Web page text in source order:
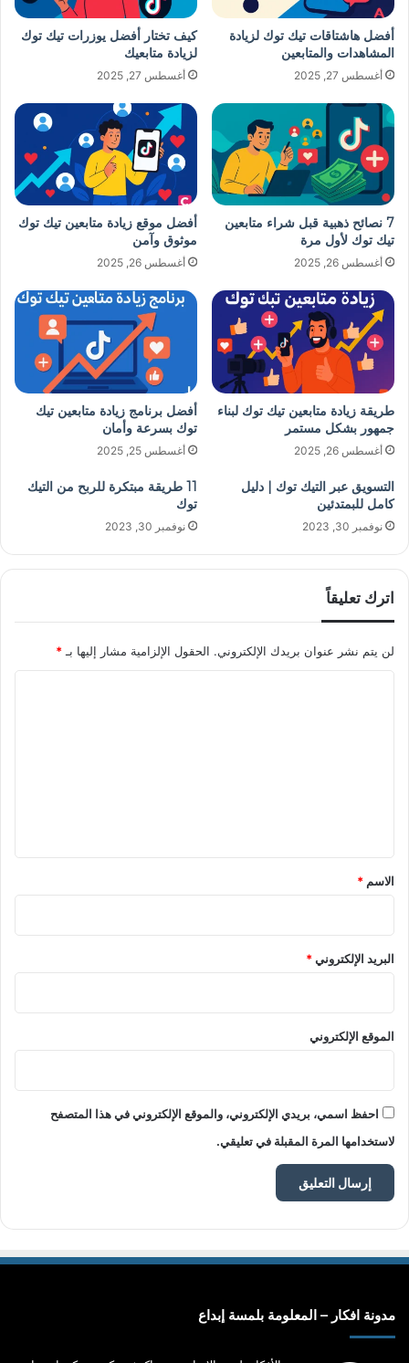
أفضل هاشتاقات تيك توك لزيادة
المشاهدات والمتابعين
أغسطس 27, 2025
كيف تختار أفضل يوزرات تيك توك
لزيادة متابعيك
أغسطس 27, 2025
7 نصائح ذهبية قبل شراء متابعين
تيك توك لأول مرة
أغسطس 26, 2025
أفضل موقع زيادة متابعين تيك توك
موثوق وآمن
أغسطس 26, 2025
طريقة زيادة متابعين تيك توك لبناء
جمهور بشكل مستمر
أغسطس 26, 2025
أفضل برنامج زيادة متابعين تيك
توك بسرعة وأمان
أغسطس 25, 2025
التسويق عبر التيك توك | دليل
كامل للبمتدئين
نوفمبر 30, 2023
11 طريقة مبتكرة للربح من التيك
توك
نوفمبر 30, 2023
اترك تعليقاً
لن يتم نشر عنوان بريدك الإلكتروني. الحقول الإلزامية مشار إليها بـ *
*
الاسم *
البريد الإلكتروني*
الموقع الإلكتروني
احفظ اسمي، بريدي الإلكتروني، والموقع الإلكتروني في هذا المتصفح
لاستخدامها المرة المقبلة في تعليقي.
مدونة افكار – المعلومة بلمسة إبداع